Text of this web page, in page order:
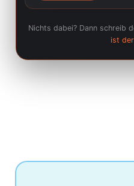
Nichts dabei? Dann schreib
ist